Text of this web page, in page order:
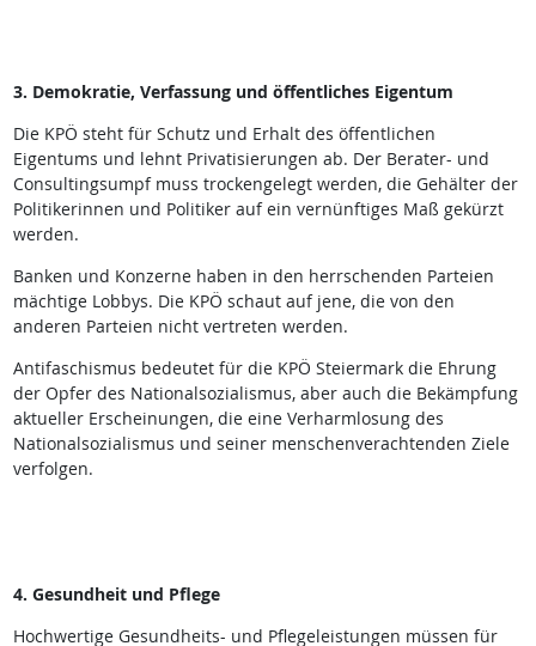
3. Demokratie, Verfassung und öffentliches Eigentum
Die KPÖ steht für Schutz und Erhalt des öffentlichen
Eigentums und lehnt Privatisierungen ab. Der Berater- und
Consultingsumpf muss trockengelegt werden, die Gehälter der
Politikerinnen und Politiker auf ein vernünftiges Maß gekürzt
werden.
Banken und Konzerne haben in den herrschenden Parteien
mächtige Lobbys. Die KPÖ schaut auf jene, die von den
anderen Parteien nicht vertreten werden.
Antifaschismus bedeutet für die KPÖ Steiermark die Ehrung
der Opfer des Nationalsozialismus, aber auch die Bekämpfung
aktueller Erscheinungen, die eine Verharmlosung des
Nationalsozialismus und seiner menschenverachtenden Ziele
verfolgen.
4. Gesundheit und Pflege
Hochwertige Gesundheits- und Pflegeleistungen müssen für